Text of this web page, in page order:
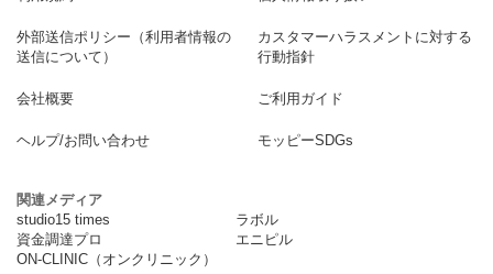
外部送信ポリシー（利用者情報の
送信について）
カスタマーハラスメントに対する
行動指針
会社概要 ご利用ガイド
ヘルプ/お問い合わせ モッピーSDGs
関連メディア
studio15 times
ラボル
資金調達プロ
エニピル
ON-CLINIC（オンクリニック）